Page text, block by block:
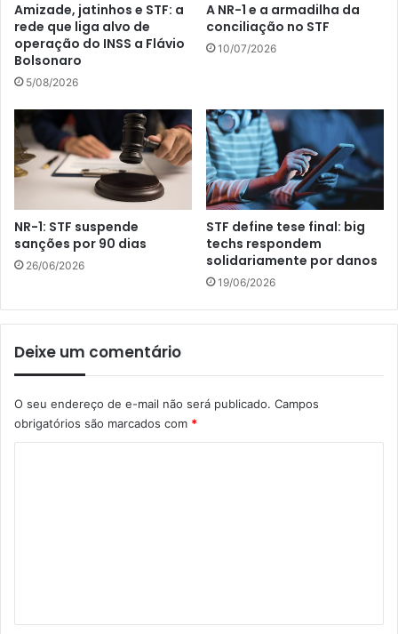
Amizade, jatinhos e STF: a
rede que liga alvo de
operação do INSS a Flávio
Bolsonaro
5/08/2026
A NR-1 e a armadilha da
conciliação no STF
10/07/2026
NR-1: STF suspende
sanções por 90 dias
26/06/2026
STF define tese final: big
techs respondem
solidariamente por danos
19/06/2026
Deixe um comentário
O seu endereço de e-mail não será publicado. Campos
obrigatórios são marcados com *